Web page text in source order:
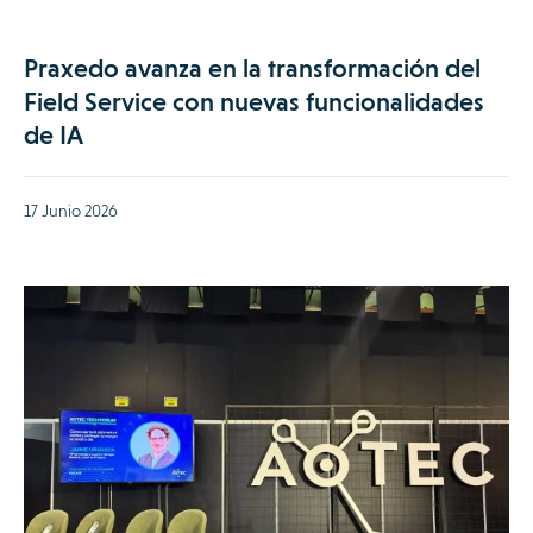
Praxedo avanza en la transformación del
Field Service con nuevas funcionalidades
de IA
17 Junio 2026